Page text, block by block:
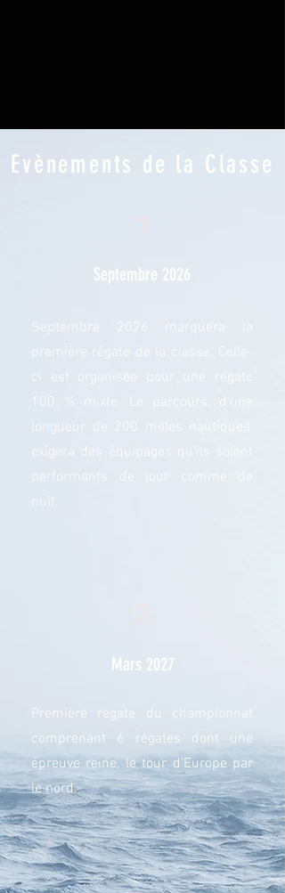
Evènements de la Classe
Septembre 2026
Septembre 2026 marquera la
première régate de la classe. Celle-
ci est organisée pour une régate
100 % mixte. Le parcours, d’une
longueur de 200 milles nautiques,
exigera des équipages qu’ils soient
performants de jour comme de
nuit.
Mars 2027
Première régate du championnat
comprenant 6 régates dont une
épreuve reine, le tour d'Europe par
le nord.